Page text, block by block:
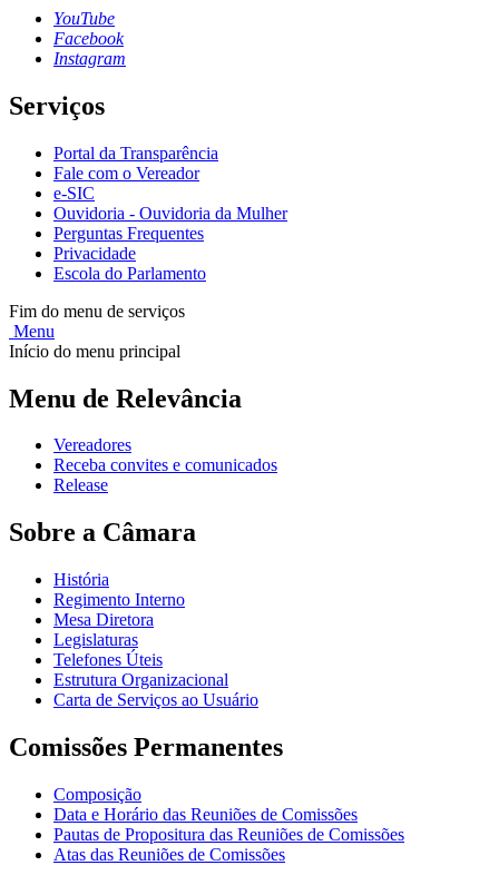
YouTube
Facebook
Instagram
Serviços
Portal da Transparência
Fale com o Vereador
e-SIC
Ouvidoria - Ouvidoria da Mulher
Perguntas Frequentes
Privacidade
Escola do Parlamento
Fim do menu de serviços
Menu
Início do menu principal
Menu de Relevância
Vereadores
Receba convites e comunicados
Release
Sobre a Câmara
História
Regimento Interno
Mesa Diretora
Legislaturas
Telefones Úteis
Estrutura Organizacional
Carta de Serviços ao Usuário
Comissões Permanentes
Composição
Data e Horário das Reuniões de Comissões
Pautas de Propositura das Reuniões de Comissões
Atas das Reuniões de Comissões